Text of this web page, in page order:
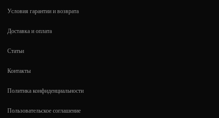
Условия гарантии и возврата
Доставка и оплата
Статьи
Контакты
Политика конфиденциальности
Пользовательское соглашение